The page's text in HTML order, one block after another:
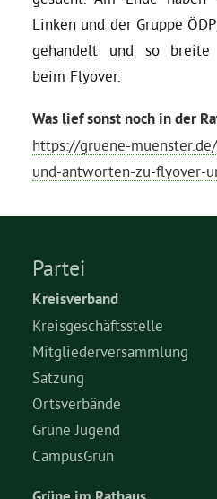
Linken und der Gruppe
gehandelt und so breite
beim Flyover.
Was lief sonst noch in der
https://gruene-
und-antworten-zu-flyover-
Partei
Kreisverband
Kreisgeschäftsstelle
Mitgliederversammlung
Satzung
Ortsverbände
Grüne Jugend
CampusGrün